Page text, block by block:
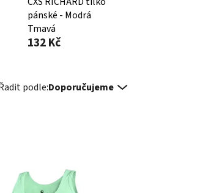
pánské - Modrá
Tmavá
132 Kč
podle:Doporučujeme